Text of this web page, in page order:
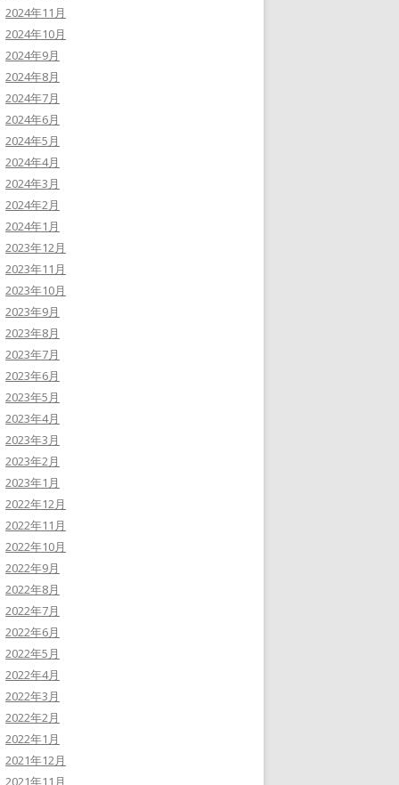
2024年11月
2024年10月
2024年9月
2024年8月
2024年7月
2024年6月
2024年5月
2024年4月
2024年3月
2024年2月
2024年1月
2023年12月
2023年11月
2023年10月
2023年9月
2023年8月
2023年7月
2023年6月
2023年5月
2023年4月
2023年3月
2023年2月
2023年1月
2022年12月
2022年11月
2022年10月
2022年9月
2022年8月
2022年7月
2022年6月
2022年5月
2022年4月
2022年3月
2022年2月
2022年1月
2021年12月
2021年11月